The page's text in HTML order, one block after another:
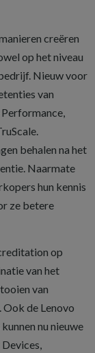
creëren
op het niveau
Nieuw voor
van
behalen na het
Naarmate
hun kennis
ze betere
op
van het
van
de Lenovo
nu nieuwe